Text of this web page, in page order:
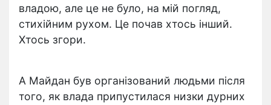
владою, але це не було, на мій погляд,
стихійним рухом. Це почав хтось інший.
Хтось згори.
А Майдан був організований людьми після
того, як влада припустилася низки дурних